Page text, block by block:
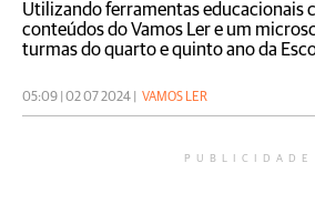
Utilizando ferramentas educacionais
conteúdos do Vamos Ler e um
turmas do quarto e quinto ano da
conhecimentos
05:09 | 02 07 2024 | VAMOS LER
PUBLICIDADE